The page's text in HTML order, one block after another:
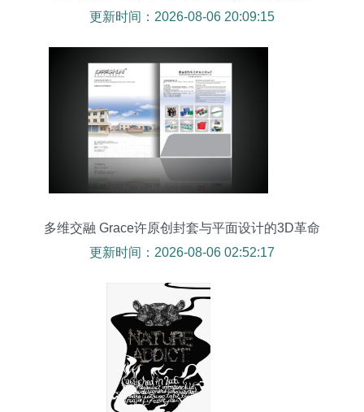
更新时间：2026-08-06 20:09:15
多维交融 Grace许原创封套与平面设计的3D革命
更新时间：2026-08-06 02:52:17